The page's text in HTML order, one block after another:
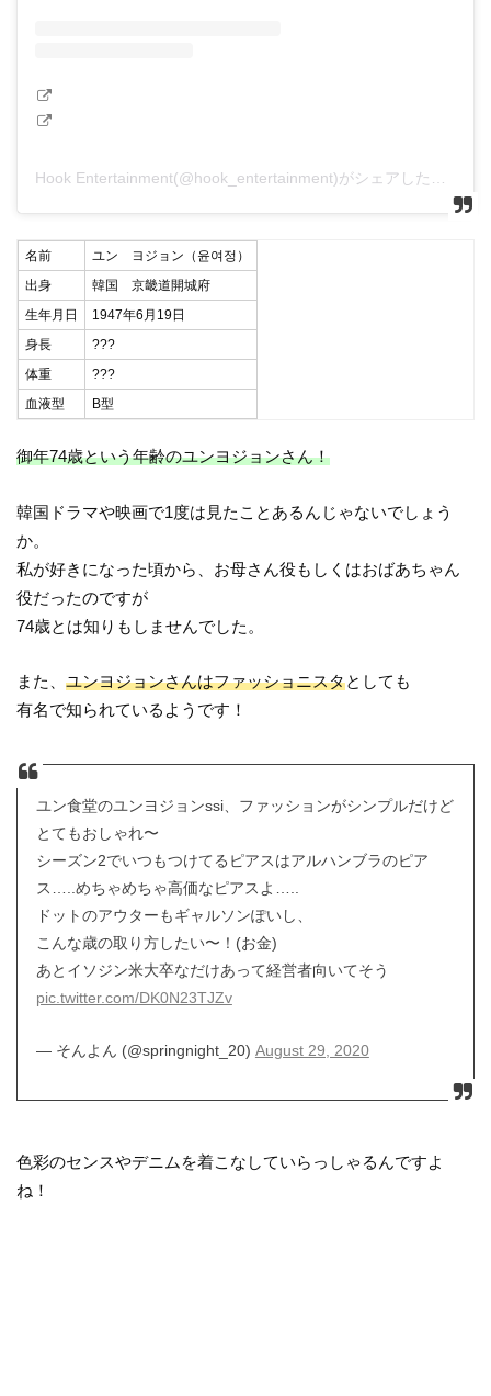
名前
ユン ヨジョン（윤여정）
出身
韓国 京畿道開城府
生年月日
1947年6月19日
身長
???
体重
???
血液型
B型
御年74歳という年齢のユンヨジョンさん！
韓国ドラマや映画で1度は見たことあるんじゃないでしょう
か。
私が好きになった頃から、お母さん役もしくはおばあちゃん
役だったのですが
74歳とは知りもしませんでした。
また、ユンヨジョンさんはファッショニスタとしても
有名で知られているようです！
ユン食堂のユンヨジョンssi、ファッションがシンプルだけど
とてもおしゃれ〜
シーズン2でいつもつけてるピアスはアルハンブラのピア
ス…..めちゃめちゃ高価なピアスよ…..
ドットのアウターもギャルソンぽいし、
こんな歳の取り方したい〜！(お金)
あとイソジン米大卒なだけあって経営者向いてそう
pic.twitter.com/DK0N23TJZv
— そんよん (@springnight_20) August 29, 2020
色彩のセンスやデニムを着こなしていらっしゃるんですよ
ね！